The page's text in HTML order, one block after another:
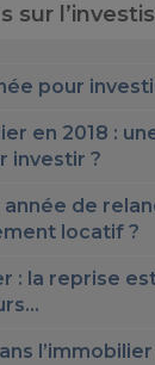
sur
pour
en 2018 :
investir ?
année de
locatif ?
: la reprise